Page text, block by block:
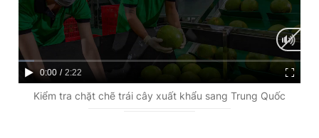
C
u
0:00 / D
u
2:22
Kiểm tra chặt chẽ trái cây xuất khẩu sang Trung Quốc